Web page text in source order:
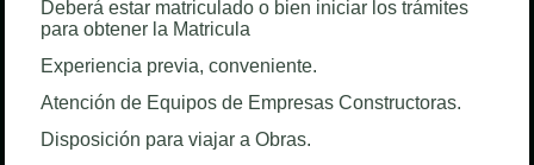
Deberá estar matriculado o bien iniciar los trámites
para obtener la Matricula
Experiencia previa, conveniente.
Atención de Equipos de Empresas Constructoras.
Disposición para viajar a Obras.